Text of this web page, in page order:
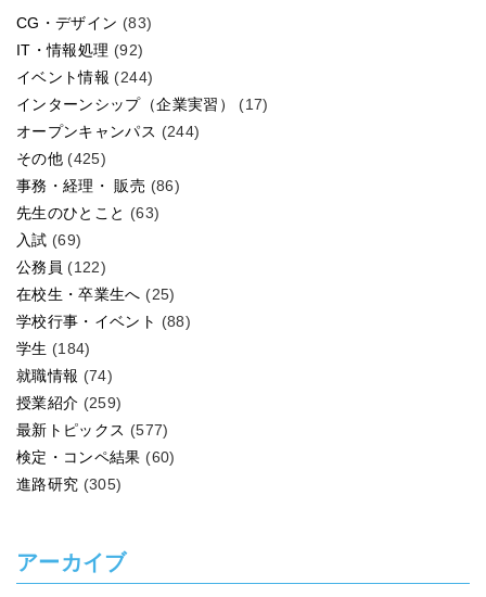
CG・デザイン (83)
IT・情報処理 (92)
イベント情報 (244)
インターンシップ（企業実習）
(17)
オープンキャンパス (244)
その他 (425)
事務・経理・ 販売 (86)
先生のひとこと (63)
入試 (69)
公務員 (122)
在校生・卒業生へ (25)
学校行事・イベント (88)
学生 (184)
就職情報 (74)
授業紹介 (259)
最新トピックス (577)
検定・コンペ結果 (60)
進路研究 (305)
アーカイブ